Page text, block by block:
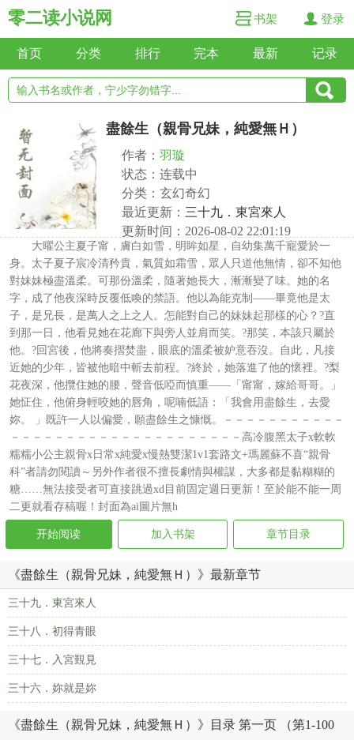
零二读小说网 书架 登录
首页 分类 排行 完本 最新 记录
盡餘生（親骨兄妹，純愛無Ｈ）
作者： 羽璇
状态：连载中
分类：玄幻奇幻
最近更新： 三十九．東宮來人
更新时间：2026-08-02 22:01:19
大曜公主夏子甯，膚白如雪，明眸如星，自幼集萬千寵愛於一
身。太子夏子宸冷清矜貴，氣質如霜雪，眾人只道他無情，卻不知他
對妹妹極盡溫柔。可那份溫柔，隨著她長大，漸漸變了味。她的名
字，成了他夜深時反覆低喚的禁語。他以為能克制——畢竟他是太
子，是兄長，是萬人之上之人。怎能對自己的妹妹起那樣的心？?直
到那一日，他看見她在花廊下與旁人並肩而笑。?那笑，本該只屬於
他。?回宮後，他將奏摺焚盡，眼底的溫柔被妒意吞沒。自此，凡接
近她的少年，皆被他暗中斬去前程。?終於，她落進了他的懷裡。?梨
花夜深，他攬住她的腰，聲音低啞而慎重——「甯甯，嫁給哥哥。」
她怔住，他俯身輕咬她的唇角，呢喃低語：「我會用盡餘生，去愛
妳。 」既許一人以偏愛，願盡餘生之慷慨。－－－－－－－－－－－
－－－－－－－－－－－－－－－－－－－－－高冷腹黑太子x軟軟
糯糯小公主親骨x日常x純愛x慢熱雙潔1v1套路文+瑪麗蘇不喜“親骨
科”者請勿閱讀～另外作者很不擅長劇情與權謀，大多都是黏糊糊的
糖……無法接受者可直接跳過xd目前固定週日更新！至於能不能一周
二更就看存稿喔！封面為ai圖片無h
开始阅读 加入书架 章节目录
《盡餘生（親骨兄妹，純愛無Ｈ）》最新章节
三十九．東宮來人
三十八．初得青眼
三十七．入宮覲見
三十六．妳就是妳
《盡餘生（親骨兄妹，純愛無Ｈ）》目录 第一页 （第1-100